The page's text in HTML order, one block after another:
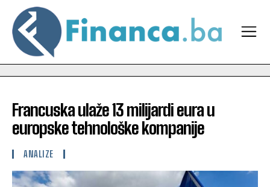
Francuska ulaže 13 milijardi eura u
europske tehnološke kompanije
ANALIZE